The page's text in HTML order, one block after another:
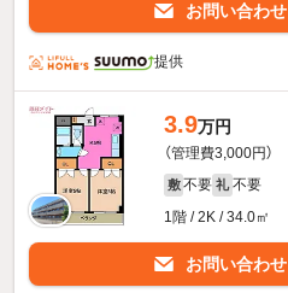
お問い合わせ
提供
3.9万円
（管理費3,000円）
敷 不要 礼 不要
1階 / 2K / 34.0㎡
お問い合わせ